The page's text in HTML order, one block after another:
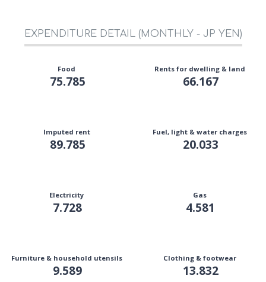
EXPENDITURE DETAIL (MONTHLY - JP YEN)
Food
75.785
Rents for dwelling & land
66.167
Imputed rent
89.785
Fuel, light & water charges
20.033
Electricity
7.728
Gas
4.581
Furniture & household utensils
9.589
Clothing & footwear
13.832